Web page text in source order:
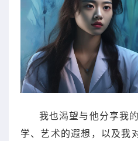
我也渴望与他分享我
学、艺术的遐想，以及我